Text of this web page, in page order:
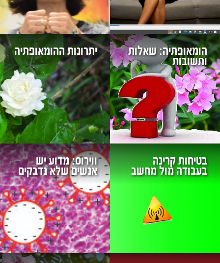
הומאופתיה: שאלות
ותשובות
יתרונות ההומאופתיה
בטיחות קרינה
בעבודה מול מחשב
ווירוס: מדוע יש
אנשים שלא נדבקים